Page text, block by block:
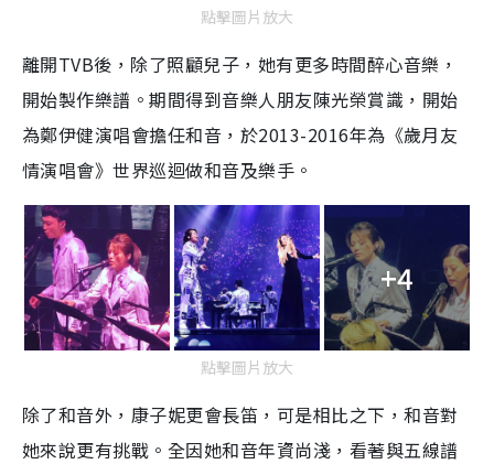
點擊圖片放大
離開TVB後，除了照顧兒子，她有更多時間醉心音樂，
開始製作樂譜。期間得到音樂人朋友陳光榮賞識，開始
為鄭伊健演唱會擔任和音，於2013-2016年為《歲月友
情演唱會》世界巡迴做和音及樂手。
+4
點擊圖片放大
除了和音外，康子妮更會長笛，可是相比之下，和音對
她來說更有挑戰。全因她和音年資尚淺，看著與五線譜